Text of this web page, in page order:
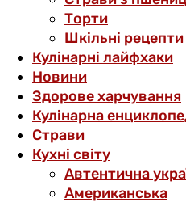
Торти
Шкільні рецепти
Кулінарні лайфхаки
Новини
Здорове харчування
Кулінарна
Страви
Кухні світу
Автентична
Американська